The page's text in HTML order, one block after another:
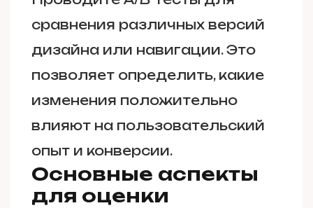
сравнения различных версий
дизайна или навигации. Это
позволяет определить, какие
изменения положительно
влияют на пользовательский
опыт и конверсии.
Основные аспекты
для оценки